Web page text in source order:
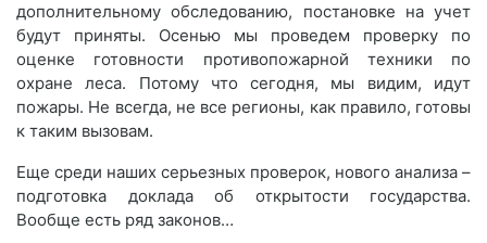
дополнительному обследованию, постановке на учет
будут приняты. Осенью мы проведем проверку по
оценке готовности противопожарной техники по
охране леса. Потому что сегодня, мы видим, идут
пожары. Не всегда, не все регионы, как правило, готовы
к таким вызовам.
Еще среди наших серьезных проверок, нового анализа –
подготовка доклада об открытости государства.
Вообще есть ряд законов…